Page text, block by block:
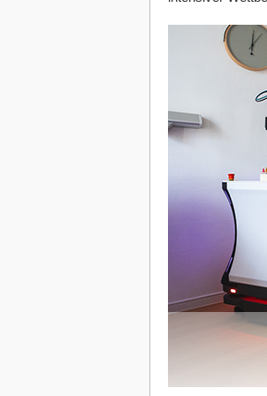
Druck auf die
2024
von
Vorschriften
Energiesektor
Leckagen
Environmental
Methane
sind, an
Emissionsquelle
Digitale All-in-
Bislang haben
aufgespürt,
Menschen
meisten
Einsatz von
dagegen meist